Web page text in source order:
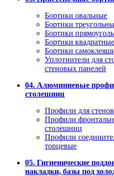
Бортики овальные
Бортики
Бортики
Бортики квадратные
Бортики
Уплотнители для
стеновых панелей
04. Алюминиевые
столешниц
Профили для
Профили
столешниц
Профили
торцевые
05. Гигиенические
накладки, базы под